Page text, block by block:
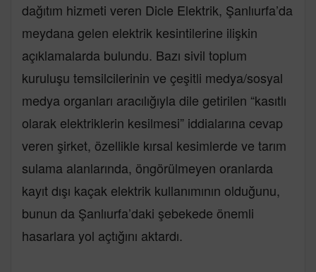
dağıtım hizmeti veren Dicle Elektrik, Şanlıurfa’da
meydana gelen elektrik kesintilerine ilişkin
açıklamalarda bulundu. Bazı sivil toplum
kuruluşu temsilcilerinin ve çeşitli medya/sosyal
medya organları aracılığıyla dile getirilen “kasıtlı
olarak elektriklerin kesilmesi” iddialarına cevap
veren şirket, özellikle kırsal kesimlerde ve tarım
sulama alanlarında, öngörülmeyen oranlarda
kayıt dışı kaçak elektrik kullanımının olduğunu,
bunun da Şanlıurfa’daki şebekede önemli
hasarlara yol açtığını aktardı.